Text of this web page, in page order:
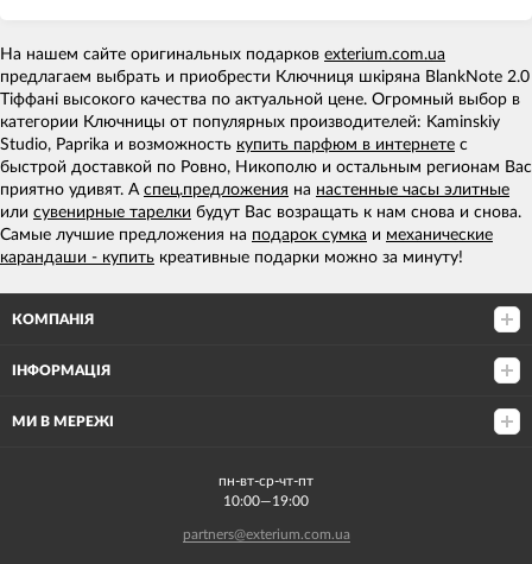
На нашем сайте оригинальных подарков exterium.com.ua
предлагаем выбрать и приобрести Ключниця шкіряна BlankNote 2.0
Тіффані высокого качества по актуальной цене. Огромный выбор в
категории Ключницы от популярных производителей: Kaminskiy
Studio, Paprika и возможность купить парфюм в интернете с
быстрой доставкой по Ровно, Никополю и остальным регионам Вас
приятно удивят. А спец.предложения на настенные часы элитные
или сувенирные тарелки будут Вас возращать к нам снова и снова.
Самые лучшие предложения на подарок сумка и механические
карандаши - купить креативные подарки можно за минуту!
КОМПАНІЯ
ІНФОРМАЦІЯ
МИ В МЕРЕЖІ
пн-вт-ср-чт-пт
10:00—19:00
partners@exterium.com.ua